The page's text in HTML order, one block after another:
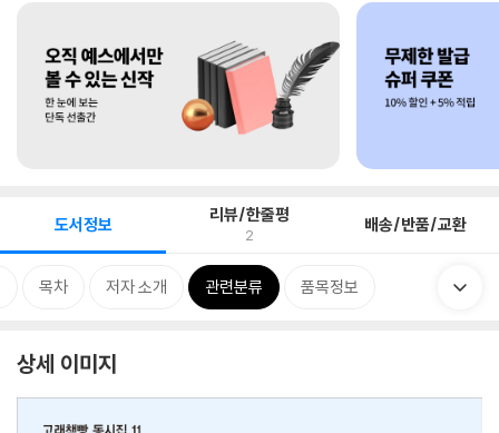
도서정보 리뷰/한줄평
2 배송/반품/교환
목차 저자 소개 관련분류 품목정보
상세 이미지